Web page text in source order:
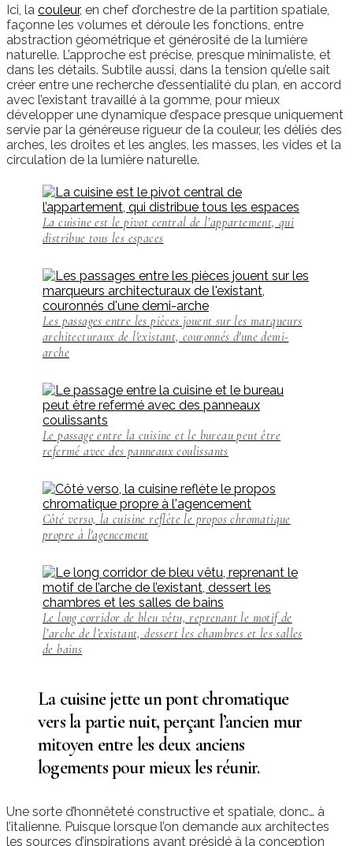
Ici, la couleur, en chef d’orchestre de la partition spatiale,
façonne les volumes et déroule les fonctions, entre
abstraction géométrique et générosité de la lumière
naturelle. L’approche est précise, presque minimaliste, et
dans les détails. Subtile aussi, dans la tension qu’elle sait
créer entre une recherche d’essentialité du plan, en accord
avec l’existant travaillé à la gomme, pour mieux
développer une dynamique d’espace presque uniquement
servie par la généreuse rigueur de la couleur, les déliés des
arches, les droites et les angles, les masses, les vides et la
circulation de la lumière naturelle.
La cuisine est le pivot central de l’appartement, qui
distribue tous les espaces
Les passages entre les pièces jouent sur les marqueurs
architecturaux de l'existant, couronnés d'une demi-
arche
Le passage entre la cuisine et le bureau peut être
refermé avec des panneaux coulissants
Côté verso, la cuisine reflète le propos chromatique
propre à l'agencement
Le long corridor de bleu vêtu, reprenant le motif de
l’arche de l’existant, dessert les chambres et les salles
de bains
La cuisine jette un pont chromatique
vers la partie nuit, perçant l’ancien mur
mitoyen entre les deux anciens
logements pour mieux les réunir.
Une sorte d’honnêteté constructive et spatiale, donc… à
l’italienne. Puisque lorsque l’on demande aux architectes
les sources d’inspirations ayant présidé à la conception